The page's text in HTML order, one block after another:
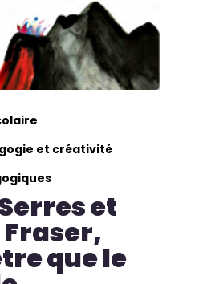
et créativité
et
que le